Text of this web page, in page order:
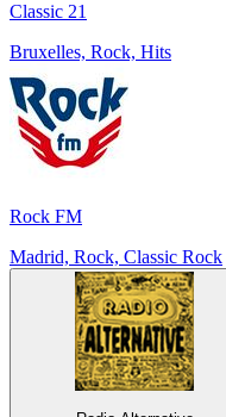
Classic 21
Bruxelles, Rock, Hits
Rock FM
Madrid, Rock, Classic Rock